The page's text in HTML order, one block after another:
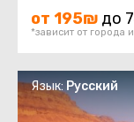
от 195₪ до
*зависит от города
Язык: Русский